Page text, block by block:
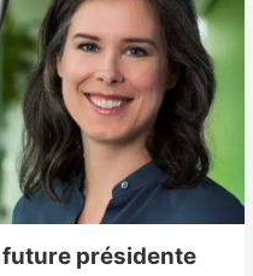
présidente